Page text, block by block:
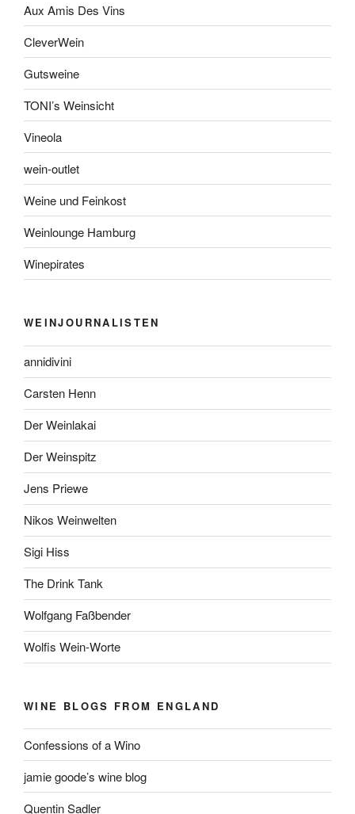
Aux Amis Des Vins
CleverWein
Gutsweine
TONI’s Weinsicht
Vineola
wein-outlet
Weine und Feinkost
Weinlounge Hamburg
Winepirates
WEINJOURNALISTEN
annidivini
Carsten Henn
Der Weinlakai
Der Weinspitz
Jens Priewe
Nikos Weinwelten
Sigi Hiss
The Drink Tank
Wolfgang Faßbender
Wolfis Wein-Worte
WINE BLOGS FROM ENGLAND
Confessions of a Wino
jamie goode’s wine blog
Quentin Sadler